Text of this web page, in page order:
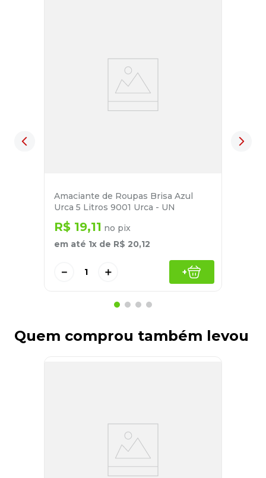
Amaciante de Roupas Brisa Azul
Urca 5 Litros 9001 Urca - UN
R$ 19,11 no pix
em até 1x de R$ 20,12
＋
－ +
Quem comprou também levou